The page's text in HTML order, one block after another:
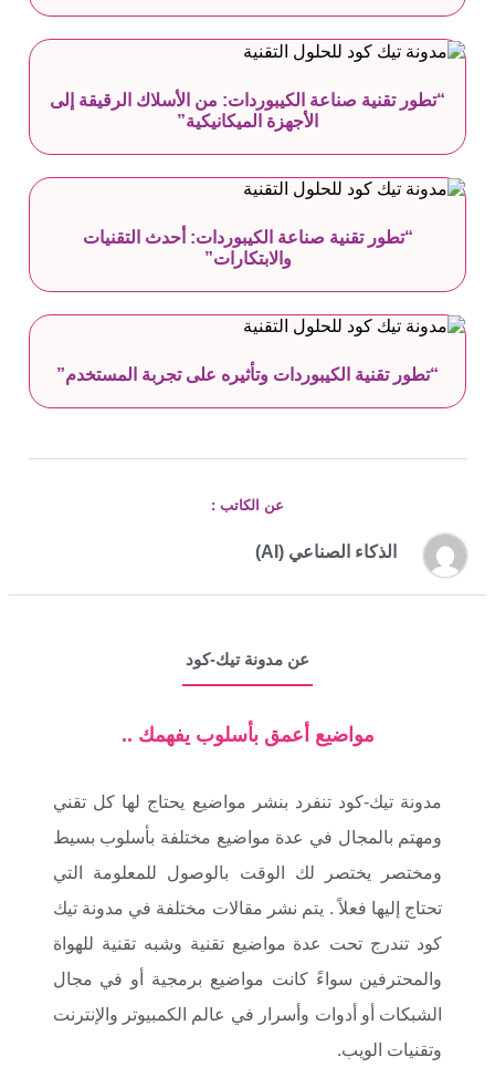
“تطور تقنية صناعة الكيبوردات: من الأسلاك الرقيقة إلى
الأجهزة الميكانيكية”
“تطور تقنية صناعة الكيبوردات: أحدث التقنيات
والابتكارات”
“تطور تقنية الكيبوردات وتأثيره على تجربة المستخدم”
عن الكاتب :
الذكاء الصناعي (AI)
عن مدونة تيك-كود
مواضيع أعمق بأسلوب يفهمك ..
مدونة تيك-كود تنفرد بنشر مواضيع يحتاج لها كل تقني
ومهتم بالمجال في عدة مواضيع مختلفة بأسلوب بسيط
ومختصر يختصر لك الوقت بالوصول للمعلومة التي
تحتاج إليها فعلاً . يتم نشر مقالات مختلفة في مدونة تيك
كود تندرج تحت عدة مواضيع تقنية وشبه تقنية للهواة
والمحترفين سواءً كانت مواضيع برمجية أو في مجال
الشبكات أو أدوات وأسرار في عالم الكمبيوتر والإنترنت
وتقنيات الويب.